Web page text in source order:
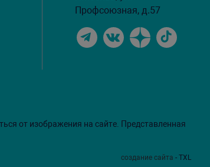
Профсоюзная, д.57
от изображения на сайте. Представленная
создание сайта - TXL